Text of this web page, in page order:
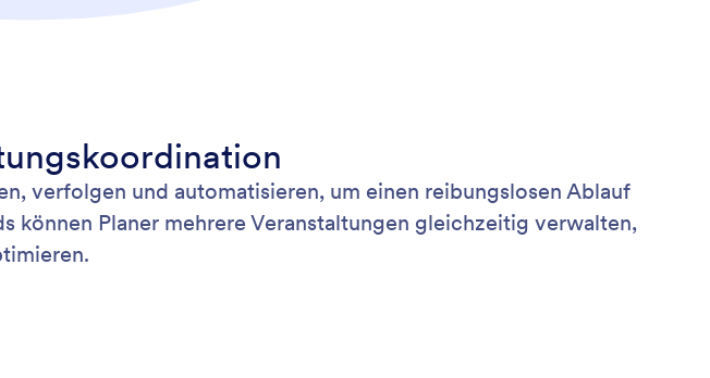
verfolgen und automatisieren, um einen reibungslosen Ablauf
können Planer mehrere Veranstaltungen gleichzeitig verwalten,